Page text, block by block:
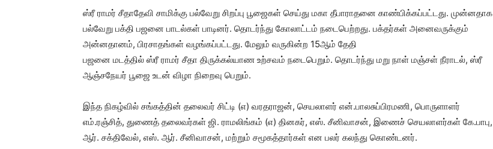
ஸ்ரீ ராமர் சீதாதேவி சாமிக்கு பல்வேறு சிறப்பு பூஜைகள் செய்து மகா தீபாராதனை காண்பிக்கப்பட்டது. முன்னதாக
பல்வேறு பக்தி பஜனை பாடல்கள் பாடினர். தொடர்ந்து கோலாட்டம் நடைபெற்றது. பக்தர்கள் அனைவருக்கும்
அன்னதானம், பிரசாதங்கள் வழங்கப்பட்டது. மேலும் வருகின்ற 15ஆம் தேதி
பஜனை மடத்தில் ஸ்ரீ ராமர் சீதா திருக்கல்யாண உற்சவம் நடைபெறும். தொடர்ந்து மறு நாள் மஞ்சள் நீராடல், ஸ்ரீ
ஆஞ்சநேயர் பூஜை உடன் விழா நிறைவு பெறும்.
இந்த நிகழ்வில் சங்கத்தின் தலைவர் சிட்டி (எ) வரதராஜன், செயலாளர் என்.பாலசுப்பிரமணி, பொருளாளர்
எம்.ரஞ்சித், துணைத் தலைவர்கள் ஜி. ராமலிங்கம் (எ) தினகர், எஸ். சீனிவாசன், இணைச் செயலாளர்கள் கே.பாபு,
ஆர். சக்திவேல், எஸ். ஆர். சீனிவாசன், மற்றும் சமூகத்தார்கள் என பலர் கலந்து கொண்டனர்.